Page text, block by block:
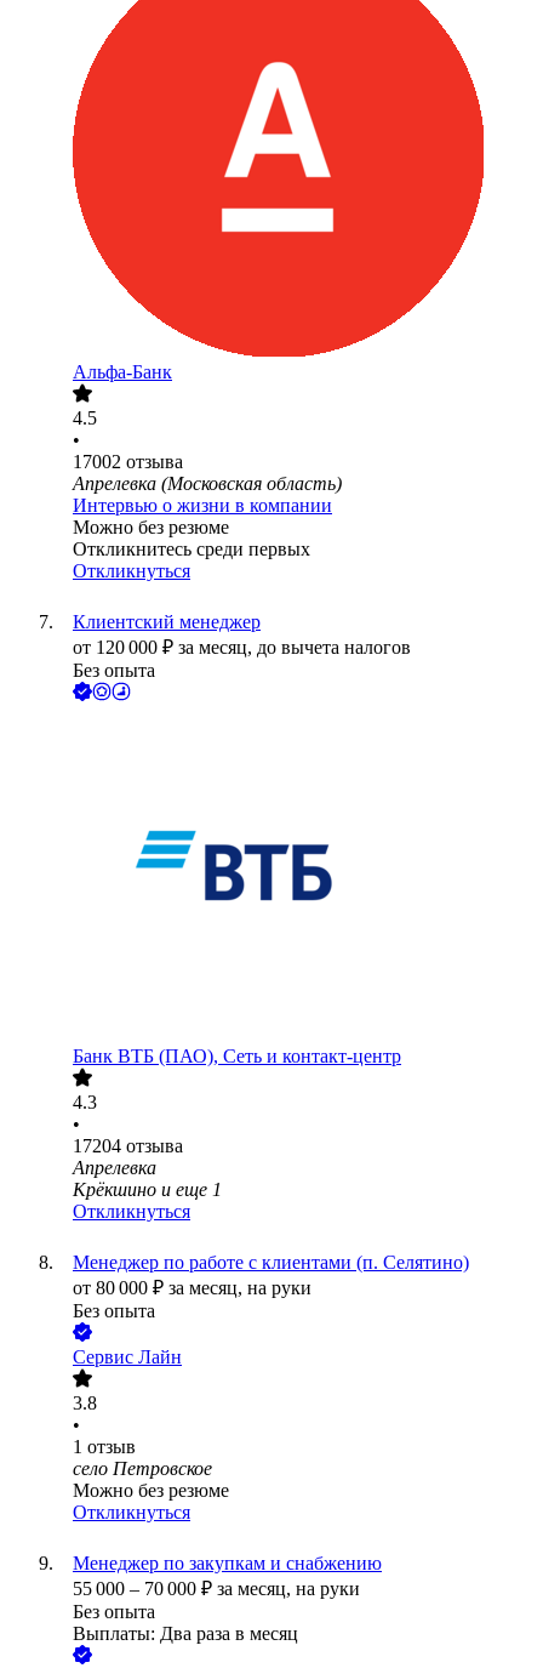
Альфа-Банк
4.5
•
17002 отзыва
Апрелевка (Московская область)
Интервью о жизни в компании
Можно без резюме
Откликнитесь среди первых
Откликнуться
Клиентский менеджер
от 120 000 ₽ за месяц, до вычета налогов
Без опыта
Банк ВТБ (ПАО), Сеть и контакт-центр
4.3
•
17204 отзыва
Апрелевка
Крёкшино и еще 1
Откликнуться
Менеджер по работе с клиентами (п. Селятино)
от 80 000 ₽ за месяц, на руки
Без опыта
Сервис Лайн
3.8
•
1 отзыв
село Петровское
Можно без резюме
Откликнуться
Менеджер по закупкам и снабжению
55 000 – 70 000 ₽ за месяц, на руки
Без опыта
Выплаты: Два раза в месяц